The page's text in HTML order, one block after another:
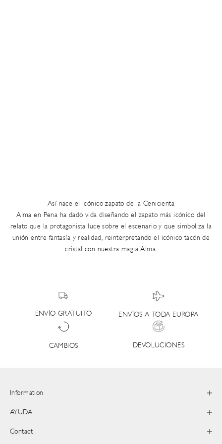
Así nace el icónico zapato de la Cenicienta
Alma en Pena ha dado vida diseñando el zapato más icónico del
relato que la protagonista luce sobre el escenario y que simboliza la
unión entre fantasía y realidad, reinterpretando el icónico tacón de
cristal con nuestra magia Alma.
ENVÍO GRATUITO ENVÍOS A TODA EUROPA
CAMBIOS DEVOLUCIONES
Information
AYUDA
Contact